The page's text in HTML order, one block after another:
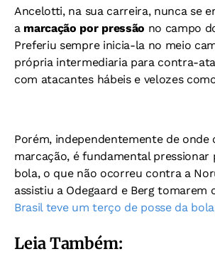
Ancelotti, na sua carreira, nunca se
amarcação por pressão no campo
Preferiu sempre inicia-la no meio
própria intermediaria para contra-
com atacantes hábeis e velozes
Porém, independentemente de onde
marcação, é fundamental pressionar
bola, o que não ocorreu contra a
assistiu a Odegaard e Berg tomarem
Brasil teve um terço de posse da bola
Leia Também: